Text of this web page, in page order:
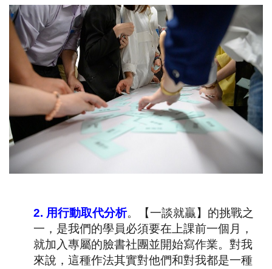
2. 用行動取代分析。【一談就贏】的挑戰之
一，是我們的學員必須要在上課前一個月，
就加入專屬的臉書社團並開始寫作業。對我
來說，這種作法其實對他們和對我都是一種